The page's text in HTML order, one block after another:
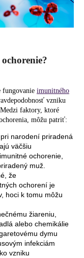
fungovanie imunitného
vzniku
faktory, ktoré
môžu patriť:
narodení priradená
väčšiu
ochorenie,
muž.
že
ochorení je
hoci k tomu môžu
žiareniu,
alebo chemikálie
dymu
infekciám
vzniku